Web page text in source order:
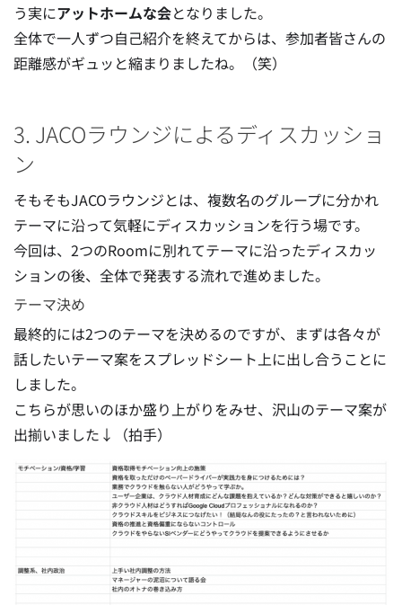
う実にアットホームな会となりました。
全体で一人ずつ自己紹介を終えてからは、参加者皆さんの
距離感がギュッと縮まりましたね。（笑）
3. JACOラウンジによるディスカッショ
ン
そもそもJACOラウンジとは、複数名のグループに分かれ
テーマに沿って気軽にディスカッションを行う場です。
今回は、2つのRoomに別れてテーマに沿ったディスカッ
ションの後、全体で発表する流れで進めました。
テーマ決め
最終的には2つのテーマを決めるのですが、まずは各々が
話したいテーマ案をスプレッドシート上に出し合うことに
しました。
こちらが思いのほか盛り上がりをみせ、沢山のテーマ案が
出揃いました↓（拍手）